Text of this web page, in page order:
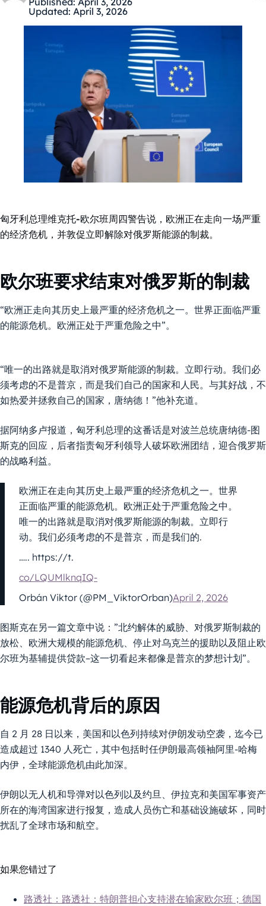
Updated: April 3, 2026
匈牙利总理维克托-欧尔班周四警告说，欧洲正在走向一场严重
的经济危机，并敦促立即解除对俄罗斯能源的制裁。
欧尔班要求结束对俄罗斯的制裁
“欧洲正走向其历史上最严重的经济危机之一。世界正面临严重
的能源危机。欧洲正处于严重危险之中”。
“唯一的出路就是取消对俄罗斯能源的制裁。立即行动。我们必
须考虑的不是普京，而是我们自己的国家和人民。与其好战，不
如热爱并拯救自己的国家，唐纳德！”他补充道。
据阿纳多卢报道，匈牙利总理的这番话是对波兰总统唐纳德-图
斯克的回应，后者指责匈牙利领导人破坏欧洲团结，迎合俄罗斯
的战略利益。
欧洲正在走向其历史上最严重的经济危机之一。世界
正面临严重的能源危机。欧洲正处于严重危险之中。
唯一的出路就是取消对俄罗斯能源的制裁。立即行
动。我们必须考虑的不是普京，而是我们的.
….. https://t.
co/LQUMlknqIQ-
Orbán Viktor (@PM_ViktorOrban)April 2, 2026
图斯克在另一篇文章中说：”北约解体的威胁、对俄罗斯制裁的
放松、欧洲大规模的能源危机、停止对乌克兰的援助以及阻止欧
尔班为基辅提供贷款–这一切看起来都像是普京的梦想计划”。
能源危机背后的原因
自 2 月 28 日以来，美国和以色列持续对伊朗发动空袭，迄今已
造成超过 1340 人死亡，其中包括时任伊朗最高领袖阿里-哈梅
内伊，全球能源危机由此加深。
伊朗以无人机和导弹对以色列以及约旦、伊拉克和美国军事资产
所在的海湾国家进行报复，造成人员伤亡和基础设施破坏，同时
扰乱了全球市场和航空。
如果您错过了
路透社：路透社：特朗普担心支持潜在输家欧尔班；德国